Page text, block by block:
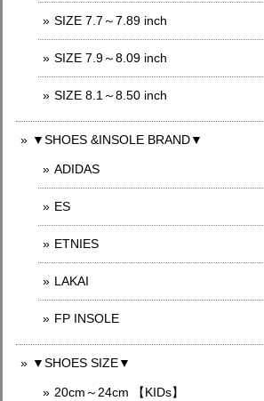
SIZE 7.7～7.89 inch
SIZE 7.9～8.09 inch
SIZE 8.1～8.50 inch
▼SHOES &INSOLE BRAND▼
ADIDAS
ES
ETNIES
LAKAI
FP INSOLE
▼SHOES SIZE▼
20cm～24cm 【KIDs】